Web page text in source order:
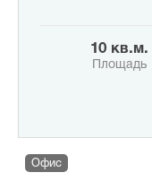
10 кв.м.
Площадь
Офис